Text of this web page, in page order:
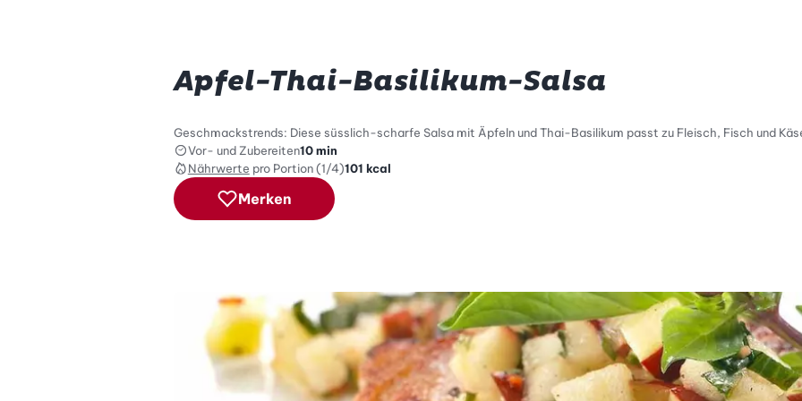
Apfel-Thai-Basilikum-Salsa
Geschmackstrends: Diese süsslich-scharfe Salsa mit Äpfeln und Thai-Basilikum passt zu Fleisch, Fisch und
Vor- und Zubereiten10 min
Nährwerte pro Portion (1/4)101 kcal
Merken